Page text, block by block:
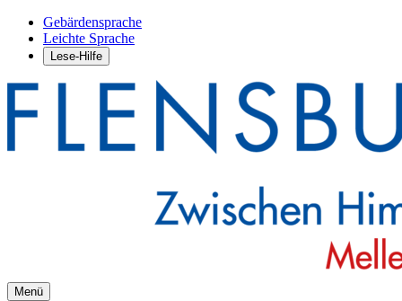
Gebärdensprache
Leichte Sprache
Lese-Hilfe
Menü